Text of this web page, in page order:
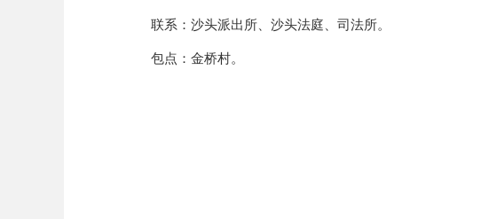
联系：沙头派出所、沙头法庭、司法所。
包点：金桥村。